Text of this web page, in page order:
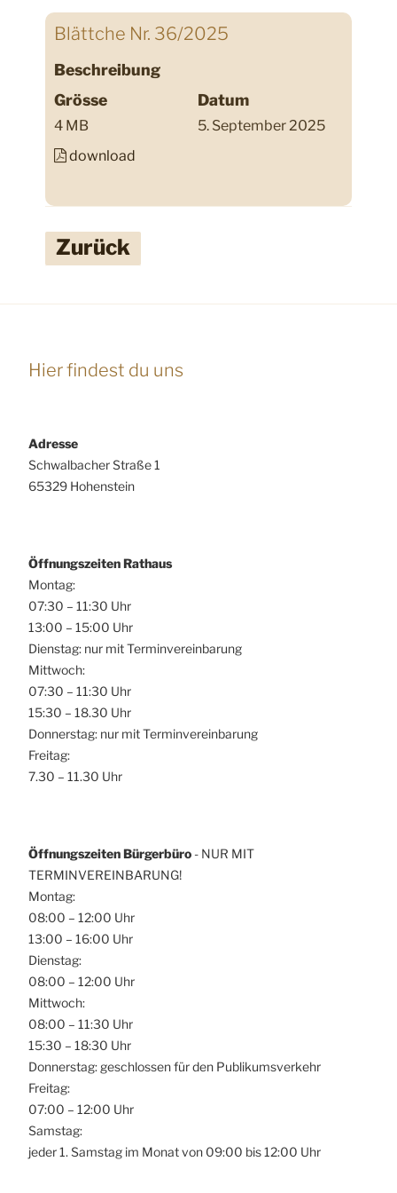
Blättche Nr. 36/2025
Beschreibung
Grösse
4 MB
Datum
5. September 2025
download
Zurück
Hier findest du uns
Adresse
Schwalbacher Straße 1
65329 Hohenstein
Öffnungszeiten Rathaus
Montag:
07:30 – 11:30 Uhr
13:00 – 15:00 Uhr
Dienstag: nur mit Terminvereinbarung
Mittwoch:
07:30 – 11:30 Uhr
15:30 – 18.30 Uhr
Donnerstag: nur mit Terminvereinbarung
Freitag:
7.30 – 11.30 Uhr
Öffnungszeiten Bürgerbüro - NUR MIT
TERMINVEREINBARUNG!
Montag:
08:00 – 12:00 Uhr
13:00 – 16:00 Uhr
Dienstag:
08:00 – 12:00 Uhr
Mittwoch:
08:00 – 11:30 Uhr
15:30 – 18:30 Uhr
Donnerstag: geschlossen für den Publikumsverkehr
Freitag:
07:00 – 12:00 Uhr
Samstag:
jeder 1. Samstag im Monat von 09:00 bis 12:00 Uhr